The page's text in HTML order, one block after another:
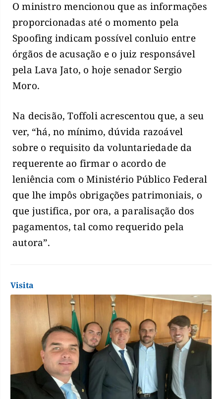
O ministro mencionou que as informações
proporcionadas até o momento pela
Spoofing indicam possível conluio entre
órgãos de acusação e o juiz responsável
pela Lava Jato, o hoje senador Sergio
Moro.
Na decisão, Toffoli acrescentou que, a seu
ver, “há, no mínimo, dúvida razoável
sobre o requisito da voluntariedade da
requerente ao firmar o acordo de
leniência com o Ministério Público Federal
que lhe impôs obrigações patrimoniais, o
que justifica, por ora, a paralisação dos
pagamentos, tal como requerido pela
autora”.
Visita